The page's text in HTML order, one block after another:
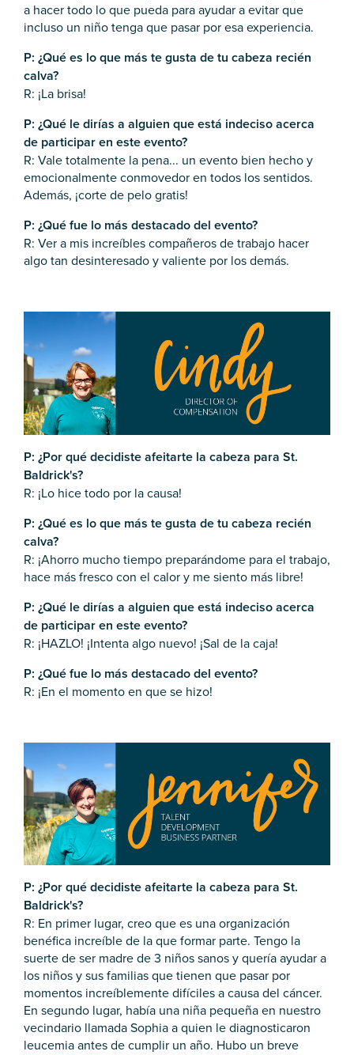
a hacer todo lo que pueda para ayudar a evitar que
incluso un niño tenga que pasar por esa experiencia.
P: ¿Qué es lo que más te gusta de tu cabeza recién
calva?
R: ¡La brisa!
P: ¿Qué le dirías a alguien que está indeciso acerca
de participar en este evento?
R: Vale totalmente la pena... un evento bien hecho y
emocionalmente conmovedor en todos los sentidos.
Además, ¡corte de pelo gratis!
P: ¿Qué fue lo más destacado del evento?
R: Ver a mis increíbles compañeros de trabajo hacer
algo tan desinteresado y valiente por los demás.
P: ¿Por qué decidiste afeitarte la cabeza para St.
Baldrick's?
R: ¡Lo hice todo por la causa!
P: ¿Qué es lo que más te gusta de tu cabeza recién
calva?
R: ¡Ahorro mucho tiempo preparándome para el trabajo,
hace más fresco con el calor y me siento más libre!
P: ¿Qué le dirías a alguien que está indeciso acerca
de participar en este evento?
R: ¡HAZLO! ¡Intenta algo nuevo! ¡Sal de la caja!
P: ¿Qué fue lo más destacado del evento?
R: ¡En el momento en que se hizo!
P: ¿Por qué decidiste afeitarte la cabeza para St.
Baldrick's?
R: En primer lugar, creo que es una organización
benéfica increíble de la que formar parte. Tengo la
suerte de ser madre de 3 niños sanos y quería ayudar a
los niños y sus familias que tienen que pasar por
momentos increíblemente difíciles a causa del cáncer.
En segundo lugar, había una niña pequeña en nuestro
vecindario llamada Sophia a quien le diagnosticaron
leucemia antes de cumplir un año. Hubo un breve